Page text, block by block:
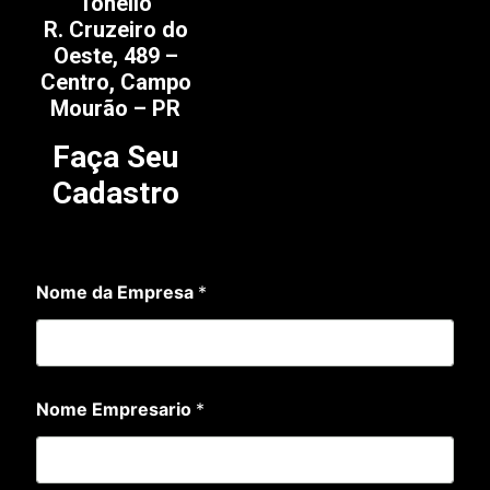
R. Cruzeiro do
Oeste, 489 –
Centro, Campo
Mourão – PR
Faça Seu
Cadastro
Nome da Empresa *
Nome Empresario *